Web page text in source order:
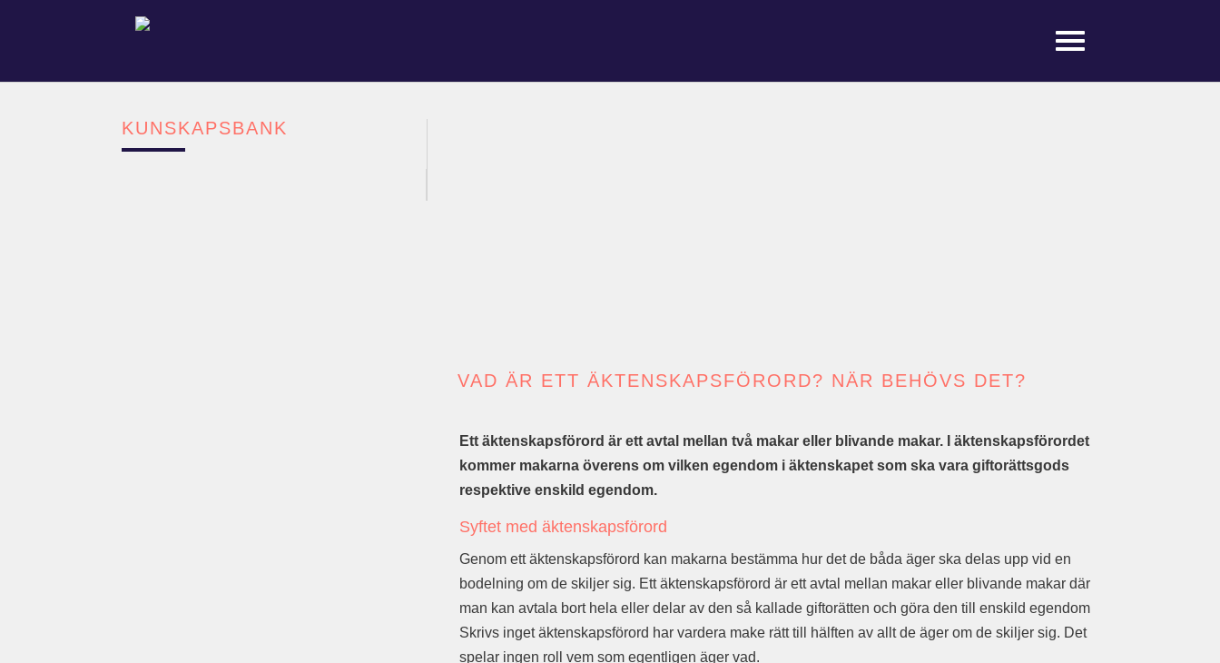
KUNSKAPSBANK
VAD ÄR ETT ÄKTENSKAPSFÖRORD? NÄR BEHÖVS DET?
Ett äktenskapsförord är ett avtal mellan två makar eller blivande makar. I äktenskapsförordet
kommer makarna överens om vilken egendom i äktenskapet som ska vara giftorättsgods
respektive enskild egendom.
Syftet med äktenskapsförord
Genom ett äktenskapsförord kan makarna bestämma hur det de båda äger ska delas upp vid en
bodelning om de skiljer sig. Ett äktenskapsförord är ett avtal mellan makar eller blivande makar där
man kan avtala bort hela eller delar av den så kallade giftorätten och göra den till enskild egendom
Skrivs inget äktenskapsförord har vardera make rätt till hälften av allt de äger om de skiljer sig. Det
spelar ingen roll vem som egentligen äger vad.